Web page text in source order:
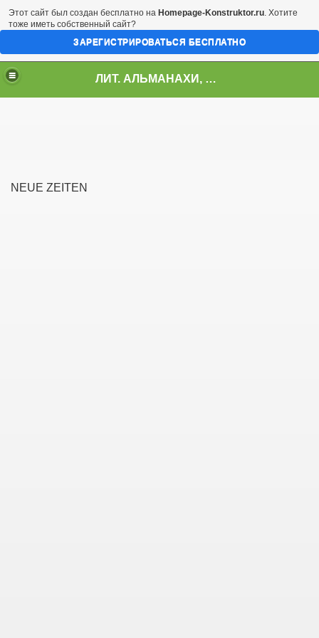
ЛИТ. АЛЬМАНАХИ, ЖУРНАЛЫ, СБОРНИКИ
NEUE ZEITEN
Этот сайт был создан бесплатно на Homepage-Konstruktor.ru. Хотите
тоже иметь собственный сайт?
ЗАРЕГИСТРИРОВАТЬСЯ БЕСПЛАТНО